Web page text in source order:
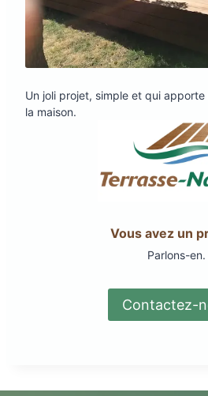
Un joli projet, simple et qui
la maison.
Vous avez un
Parlons-en.
Contactez-